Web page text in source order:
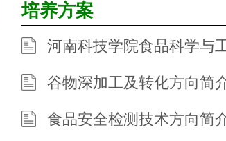
培养方案
河南科技学院食品科学与
谷物深加工及转化方向简
食品安全检测技术方向简